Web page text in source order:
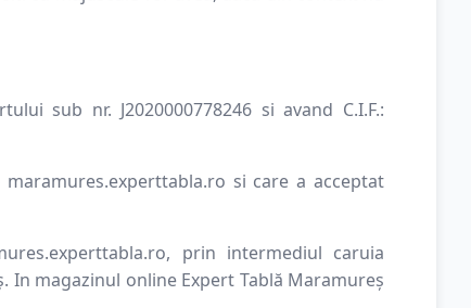
sub nr. J2020000778246 si avand C.I.F.:
si care a acceptat
prin intermediul caruia
magazinul online Expert Tablă Maramureș